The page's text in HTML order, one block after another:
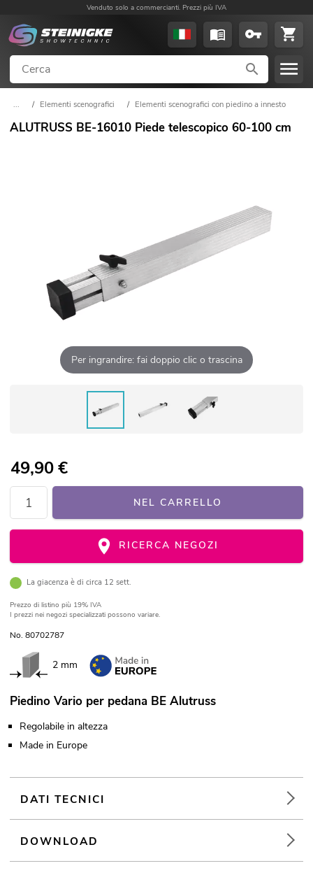
Venduto solo a commercianti. Prezzi più IVA
... / Elementi scenografici / Elementi scenografici con piedino a innesto
ALUTRUSS BE-16010 Piede telescopico 60-100 cm
Per ingrandire: fai doppio clic o trascina
49,90€
NEL CARRELLO
RICERCA NEGOZI
La giacenza è di circa 12 sett.
Prezzo di listino più 19% IVA
I prezzi nei negozi specializzati possono variare.
No. 80702787
2 mm
Piedino Vario per pedana BE Alutruss
Regolabile in altezza
Made in Europe
DATI TECNICI
DOWNLOAD